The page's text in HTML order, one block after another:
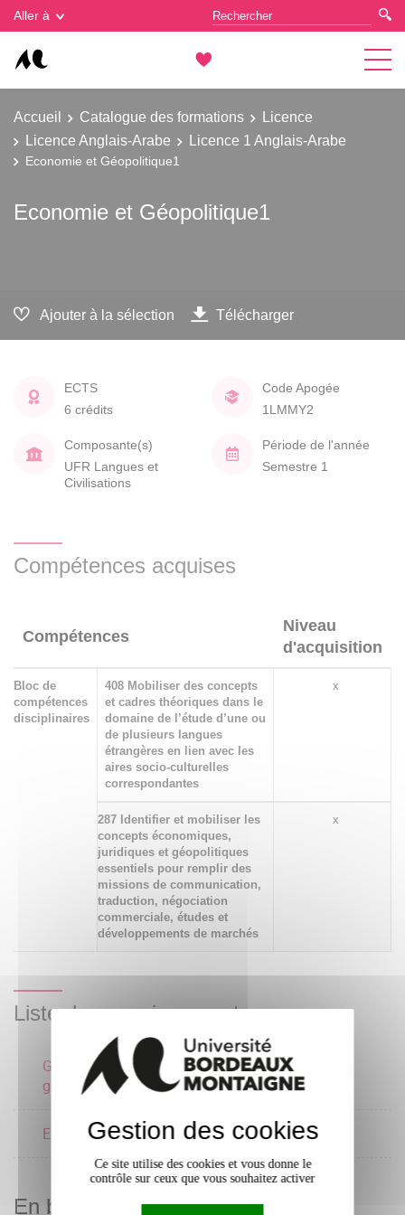
Aller à
Accueil Catalogue des formations
Licence
Licence Anglais-Arabe
Licence 1 Anglais-Arabe
Economie et Géopolitique1
Economie et Géopolitique1
Ajouter à la sélection Télécharger
ECTS
6 crédits
Code Apogée
1LMMY2
Composante(s)
UFR Langues et
Civilisations
Période de l'année
Semestre 1
Compétences acquises
Compétences
Niveau
d'acquisition
Bloc de
compétences
disciplinaires
408 Mobiliser des concepts
et cadres théoriques dans le
domaine de l’étude d’une ou
de plusieurs langues
étrangères en lien avec les
aires socio-culturelles
correspondantes
x
287 Identifier et mobiliser les
concepts économiques,
juridiques et géopolitiques
essentiels pour remplir des
missions de communication,
traduction, négociation
commerciale, études et
développements de marchés
x
Liste des enseignements
Géopolitique et
géoéconomie
3 crédits
Economie 1 3 crédits
En bref
Gestion des cookies
Gestion des cookies
Ce site utilise des cookies et vous donne le
contrôle sur ceux que vous souhaitez activer